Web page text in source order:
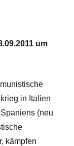
um
in Italien
(neu
kämpfen